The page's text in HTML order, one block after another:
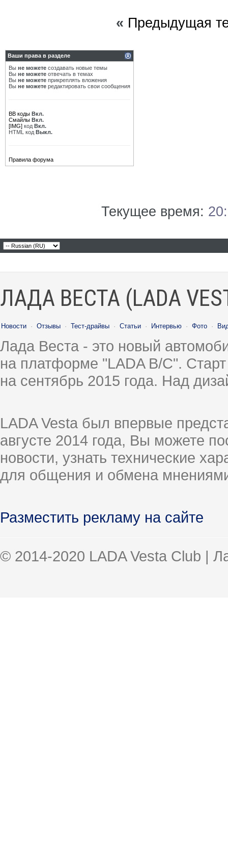
« Предыдущая
Ваши права в разделе
Вы не можете создавать новые темы
Вы не можете отвечать в темах
Вы не можете прикреплять вложения
Вы не можете редактировать свои сообщения
BB коды Вкл.
Смайлы Вкл.
[IMG] код Вкл.
HTML код Выкл.
Правила форума
Текущее время:
ЛАДА ВЕСТА (LADA
Новости · Отзывы · Тест-драйвы · Статьи · Интервью · Фото ·
Лада Веста - это новый
на платформе "LADA B/C".
на сентябрь 2015 года. Над
LADA Vesta был впервые
августе 2014 года, Вы можете
новости, узнать технические
для общения и обмена
Разместить рекламу на сайте
© 2014-2020 LADA Vesta Club |